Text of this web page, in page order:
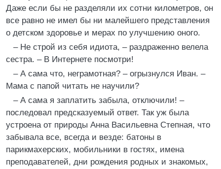
Даже если бы не разделяли их сотни километров, он
все равно не имел бы ни малейшего представления
о детском здоровье и мерах по улучшению оного.
– Не строй из себя идиота, – раздраженно велела
сестра. – В Интернете посмотри!
– А сама что, неграмотная? – огрызнулся Иван. –
Мама с папой читать не научили?
– А сама я заплатить забыла, отключили! –
последовал предсказуемый ответ. Так уж была
устроена от природы Анна Васильевна Степная, что
забывала все, всегда и везде: батоны в
парикмахерских, мобильники в гостях, имена
преподавателей, дни рождения родных и знакомых,